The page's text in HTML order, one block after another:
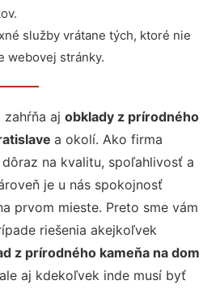
služby vrátane tých, ktoré nie
webovej stránky.
zahŕňa aj obklady z prírodného
a okolí. Ako firma
na kvalitu, spoľahlivosť a
je u nás spokojnosť
prvom mieste. Preto sme vám
riešenia akejkoľvek
z prírodného kameňa na dom
aj kdekoľvek inde musí byť